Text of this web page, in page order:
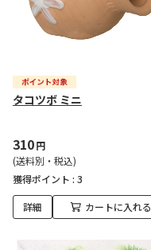
タコツボ ミニ
310円
(送料別・税込)
獲得ポイント : 3
詳細 カートに入れる